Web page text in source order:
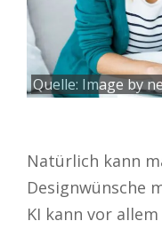
Quelle: Image by
Natürlich kann
Designwünsche
KI kann vor